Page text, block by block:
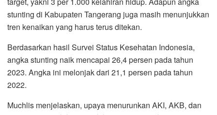
stunting di Kabupaten Tangerang juga masih menunjukkan
tren kenaikan yang harus terus ditekan.
Berdasarkan hasil Survei Status Kesehatan Indonesia,
angka stunting naik mencapai 26,4 persen pada tahun
2023. Angka ini melonjak dari 21,1 persen pada tahun
2022.
Muchlis menjelaskan, upaya menurunkan AKI, AKB, dan